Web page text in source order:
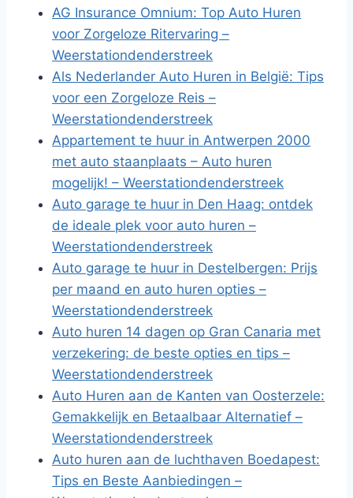
AG Insurance Omnium: Top Auto Huren
voor Zorgeloze Ritervaring –
Weerstationdenderstreek
Als Nederlander Auto Huren in België: Tips
voor een Zorgeloze Reis –
Weerstationdenderstreek
Appartement te huur in Antwerpen 2000
met auto staanplaats – Auto huren
mogelijk! – Weerstationdenderstreek
Auto garage te huur in Den Haag: ontdek
de ideale plek voor auto huren –
Weerstationdenderstreek
Auto garage te huur in Destelbergen: Prijs
per maand en auto huren opties –
Weerstationdenderstreek
Auto huren 14 dagen op Gran Canaria met
verzekering: de beste opties en tips –
Weerstationdenderstreek
Auto Huren aan de Kanten van Oosterzele:
Gemakkelijk en Betaalbaar Alternatief –
Weerstationdenderstreek
Auto huren aan de luchthaven Boedapest:
Tips en Beste Aanbiedingen –